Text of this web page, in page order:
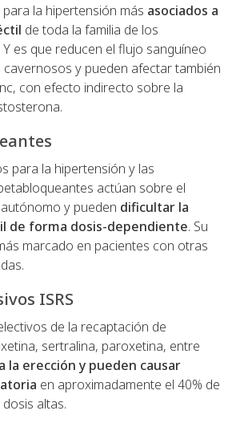
la hipertensión más asociados a
de toda la familia de los
es que reducen el flujo sanguíneo
y pueden afectar también
con efecto indirecto sobre la
para la hipertensión y las
actúan sobre el
y pueden dificultar la
de forma dosis-dependiente. Su
marcado en pacientes con otras
ISRS
de la recaptación de
sertralina, paroxetina, entre
la erección y pueden causar
en aproximadamente el 40% de
altas.